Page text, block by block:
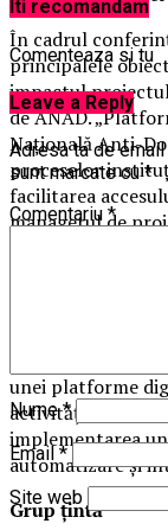
În cadrul
principalele
impactul
de ANAD.
Națională Anti-
proceselor
facilitarea
managerul de
privind
Obiectivul
unei platforme
activitățile
implementarea
automatizare și
Grup țintă
Iti recomandam
Comenteaza si tu
Leave a Reply
Adresa ta de
sunt marcate cu*
Comentariu *
Nume*
Email*
Site web